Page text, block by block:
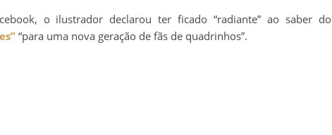
o ilustrador declarou ter ficado “radiante” ao saber do
“para uma nova geração de fãs de quadrinhos”.